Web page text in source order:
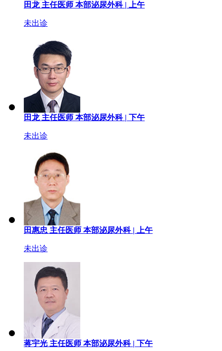
田龙 主任医师 本部泌尿外科 | 上午
未出诊
田龙 主任医师 本部泌尿外科 | 下午
未出诊
田惠忠 主任医师 本部泌尿外科 | 上午
未出诊
蒋宇光 主任医师 本部泌尿外科 | 下午